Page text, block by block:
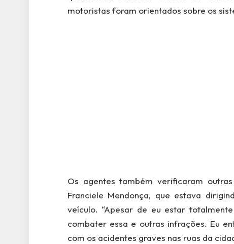
motoristas foram orientados sobre os
Os agentes também verificaram
Franciele Mendonça, que estava
veículo. “Apesar de eu estar
combater essa e outras infrações. Eu
com os acidentes graves nas ruas da